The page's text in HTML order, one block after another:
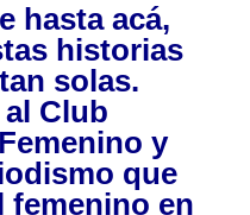
hasta acá,
historias
solas.
Club
y
que
femenino en